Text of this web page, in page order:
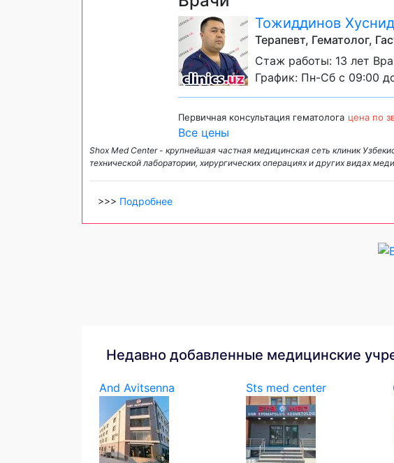
Тожиддинов
Терапевт, Гематолог,
Стаж работы: 13 лет
График: Пн-Сб с 09:00
Первичная консультация гематолога цена по
Все цены
Shox Med Center - крупнейшая частная медицинская сеть клиник
технической лаборатории, хирургических операциях и других видах
>>> Подробнее
Недавно добавленные медицинские
And Avitsenna Sts med center